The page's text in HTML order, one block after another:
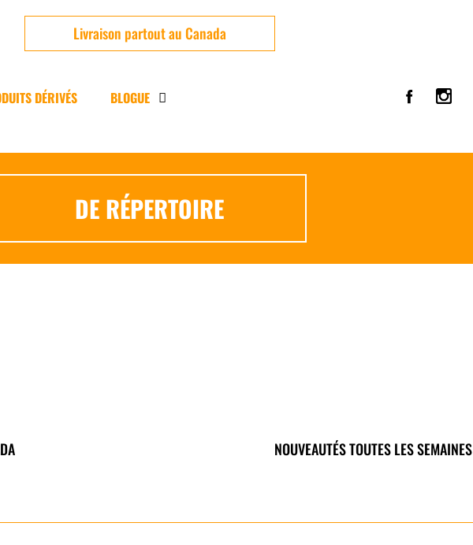
Livraison partout au Canada
DÉRIVÉS BLOGUE
DE RÉPERTOIRE
NOUVEAUTÉS TOUTES LES SEMAINES